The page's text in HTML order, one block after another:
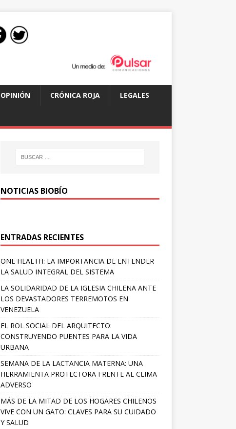
OPINIÓN CRÓNICA ROJA LEGALES
NOTICIAS BIOBÍO
ENTRADAS RECIENTES
ONE HEALTH: LA IMPORTANCIA DE ENTENDER
LA SALUD INTEGRAL DEL SISTEMA
LA SOLIDARIDAD DE LA IGLESIA CHILENA ANTE
LOS DEVASTADORES TERREMOTOS EN
VENEZUELA
EL ROL SOCIAL DEL ARQUITECTO:
CONSTRUYENDO PUENTES PARA LA VIDA
URBANA
SEMANA DE LA LACTANCIA MATERNA: UNA
HERRAMIENTA PROTECTORA FRENTE AL CLIMA
ADVERSO
MÁS DE LA MITAD DE LOS HOGARES CHILENOS
VIVE CON UN GATO: CLAVES PARA SU CUIDADO
Y SALUD